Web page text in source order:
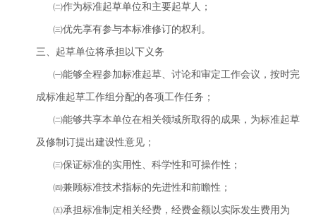
㈡作为标准起草单位和主要起草人；
㈢优先享有参与本标准修订的权利。
三、起草单位将承担以下义务
㈠能够全程参加标准起草、讨论和审定工作会议，按时完
成标准起草工作组分配的各项工作任务；
㈡能够共享本单位在相关领域所取得的成果，为标准起草
及修制订提出建设性意见；
㈢保证标准的实用性、科学性和可操作性；
㈣兼顾标准技术指标的先进性和前瞻性；
㈤承担标准制定相关经费，经费金额以实际发生费用为